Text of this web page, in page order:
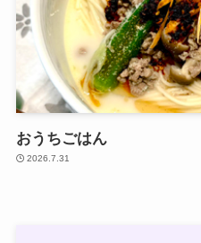
おうちごはん
2026.7.31